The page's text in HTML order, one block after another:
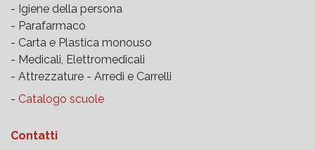
- Igiene della persona
- Parafarmaco
- Carta e Plastica monouso
- Medicali, Elettromedicali
- Attrezzature - Arredi e Carrelli
- Catalogo scuole
Contatti